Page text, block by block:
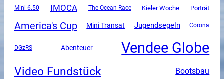
Mini 6.50 IMOCA The Ocean Race Kieler Woche Porträt
America's Cup Mini Transat Jugendsegeln Corona
DGzRS Abenteuer Vendee Globe
Video Fundstück Bootsbau